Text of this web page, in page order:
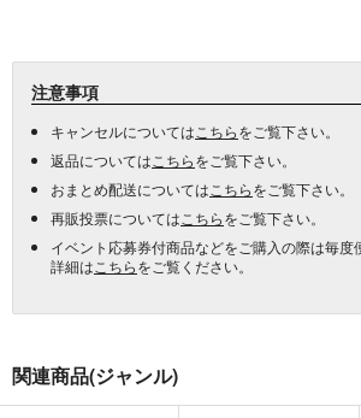
注意事項
キャンセルについては こちらをご覧下さい。
返品については こちらをご覧下さい。
おまとめ配送については こちらをご覧下さい。
再販投票については こちらをご覧下さい。
イベント応募券付商品などをご購入の際は毎度
詳細は こちらをご覧ください。
関連商品(ジャンル)